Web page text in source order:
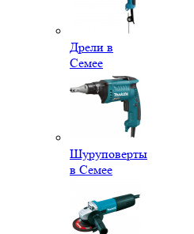
Дрели в
Семее
Шуруповерты
в Семее